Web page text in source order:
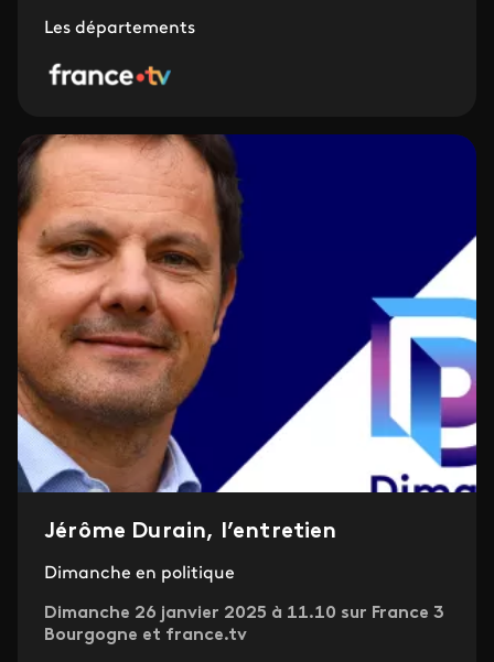
Les départements
Jérôme Durain, l’entretien
Dimanche en politique
Dimanche 26 janvier 2025 à 11.10 sur France 3
Bourgogne et france.tv